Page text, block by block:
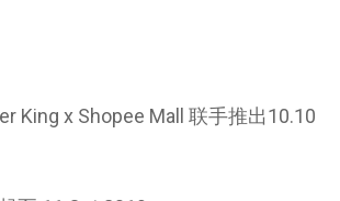
King x Shopee Mall 联手推出10.10